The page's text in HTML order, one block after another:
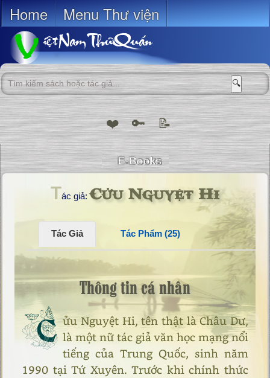
Home Menu Thư viện
🔍
❤️ 🔑 📝
Tác giả:Cửu Nguyệt Hi
Tác Giả Tác Phẩm (25)
Thông tin cá nhân
C ửu Nguyệt Hi, tên thật là Châu Dư,
là một nữ tác giả văn học mạng nổi
tiếng của Trung Quốc, sinh năm
1990 tại Tứ Xuyên. Trước khi chính thức